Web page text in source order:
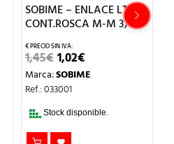
SOBIME – ENLACE LT
CONT.ROSCA M-M 3/8
1,45€EL
PRECIO
ORIGINAL
ERA:
1,02€PRECIO
ACTUAL
Marca:SOBIME
Ref.: 033001
Stock disponible.